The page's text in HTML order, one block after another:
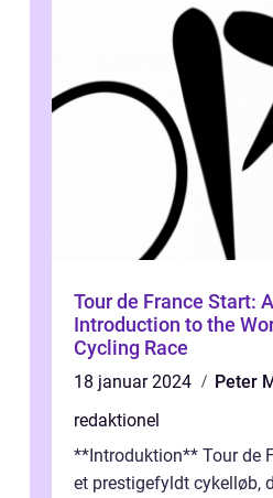
Tour de France Start:
Introduction to the
Cycling Race
18 januar 2024
Peter
redaktionel
**Introduktion** Tour de
et prestigefyldt cykelløb,